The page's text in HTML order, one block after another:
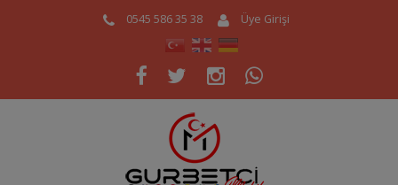
0545 586 35 38 Üye Girişi